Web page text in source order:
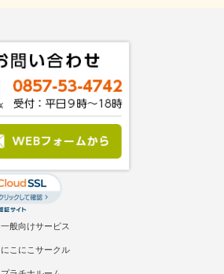
一般向けサービス
にこにこサークル